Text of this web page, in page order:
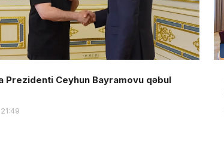
Prezidenti Ceyhun Bayramovu qəbul